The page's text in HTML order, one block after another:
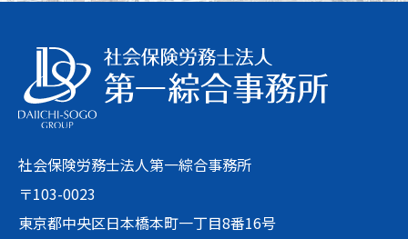
社会保険労務士法人第一綜合事務所
〒103-0023
東京都中央区日本橋本町一丁目8番16号